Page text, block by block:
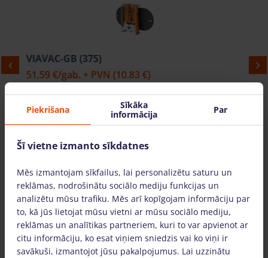
VIAVAC-GB (375)
51.59 €/gab. + PVN (10.83 €)
PIEVIENOT GROZAM
Kāpēc izvēlēties mūs?
Piekrišana
Sīkāka
informācija
Par
Šī vietne izmanto sīkdatnes
Mēs izmantojam sīkfailus, lai personalizētu saturu un
reklāmas, nodrošinātu sociālo mediju funkcijas un
analizētu mūsu trafiku. Mēs arī kopīgojam informāciju par
to, kā jūs lietojat mūsu vietni ar mūsu sociālo mediju,
reklāmas un analītikas partneriem, kuri to var apvienot ar
citu informāciju, ko esat viņiem sniedzis vai ko viņi ir
savākuši, izmantojot jūsu pakalpojumus. Lai uzzinātu